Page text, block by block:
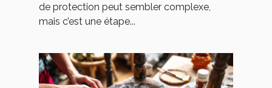
de protection peut sembler complexe,
mais c’est une étape...